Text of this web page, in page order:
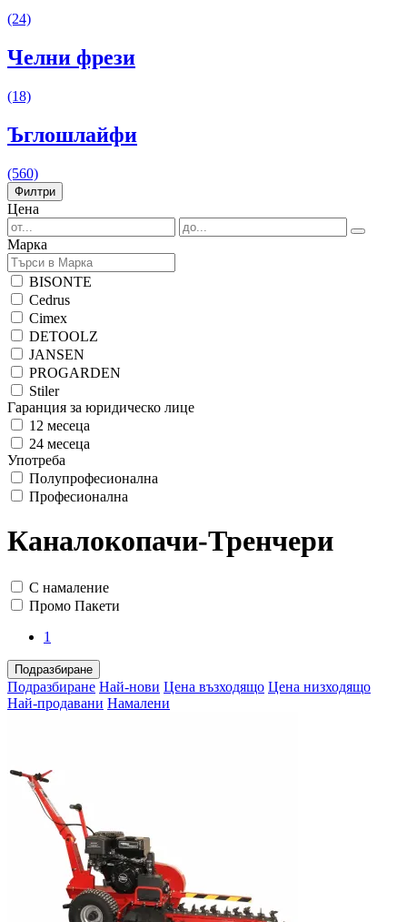
(24)
Челни фрези
(18)
Ъглошлайфи
(560)
Филтри
Цена
Марка
BISONTE
Cedrus
Cimex
DETOOLZ
JANSEN
PROGARDEN
Stiler
Гаранция за юридическо лице
12 месеца
24 месеца
Употреба
Полупрофесионална
Професионална
Каналокопачи-Тренчери
С намаление
Промо Пакети
1
Подразбиране
Подразбиране Най-нови Цена възходящо Цена низходящо
Най-продавани Намалени